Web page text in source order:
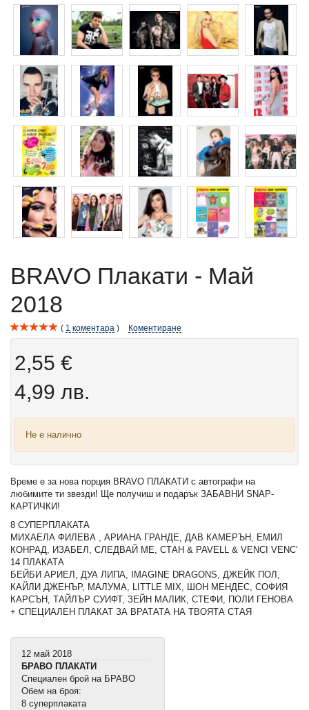
BRAVO Плакати - Май
2018
1 коментара Коментиране
2,55 €
4,99 лв.
Не е налично
Време е за нова порция BRAVO ПЛАКАТИ с автографи на
любимите ти звезди! Ще получиш и подарък ЗАБАВНИ SNAP-
КАРТИЧКИ!
8 СУПЕРПЛАКАТА
МИХАЕЛА ФИЛЕВА , АРИАНА ГРАНДЕ, ДАВ КАМЕРЪН, ЕМИЛ
КОНРАД, ИЗАБЕЛ, СЛЕДВАЙ МЕ, СТАН & PAVELL & VENCI VENC'
14 ПЛАКАТА
БЕЙБИ АРИЕЛ, ДУА ЛИПА, IMAGINE DRAGONS, ДЖЕЙК ПОЛ,
КАЙЛИ ДЖЕНЪР, МАЛУМА, LITTLE MIX, ШОН МЕНДЕС, СОФИЯ
КАРСЪН, ТАЙЛЪР СУИФТ, ЗЕЙН МАЛИК, СТЕФИ, ПОЛИ ГЕНОВА
+ СПЕЦИАЛЕН ПЛАКАТ ЗА ВРАТАТА НА ТВОЯТА СТАЯ
12 май 2018
БРАВО ПЛАКАТИ
Специален брой на БРАВО
Обем на броя:
8 суперплаката